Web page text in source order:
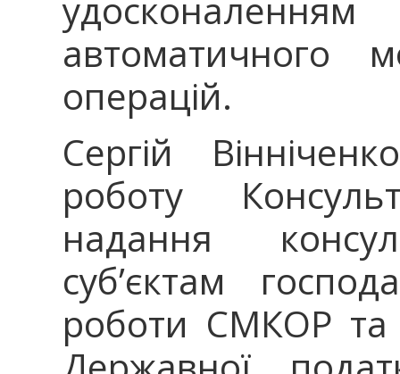
автоматичного
операцій.
Сергій
роботу
надання
суб’єктам
роботи СМКОР та